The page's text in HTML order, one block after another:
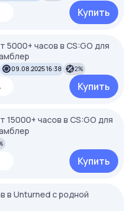
Купить
5000+ часов в CS:GO для
09.08.2025 16:38 2%
Купить
15000+ часов в CS:GO для
Купить
в Unturned с родной